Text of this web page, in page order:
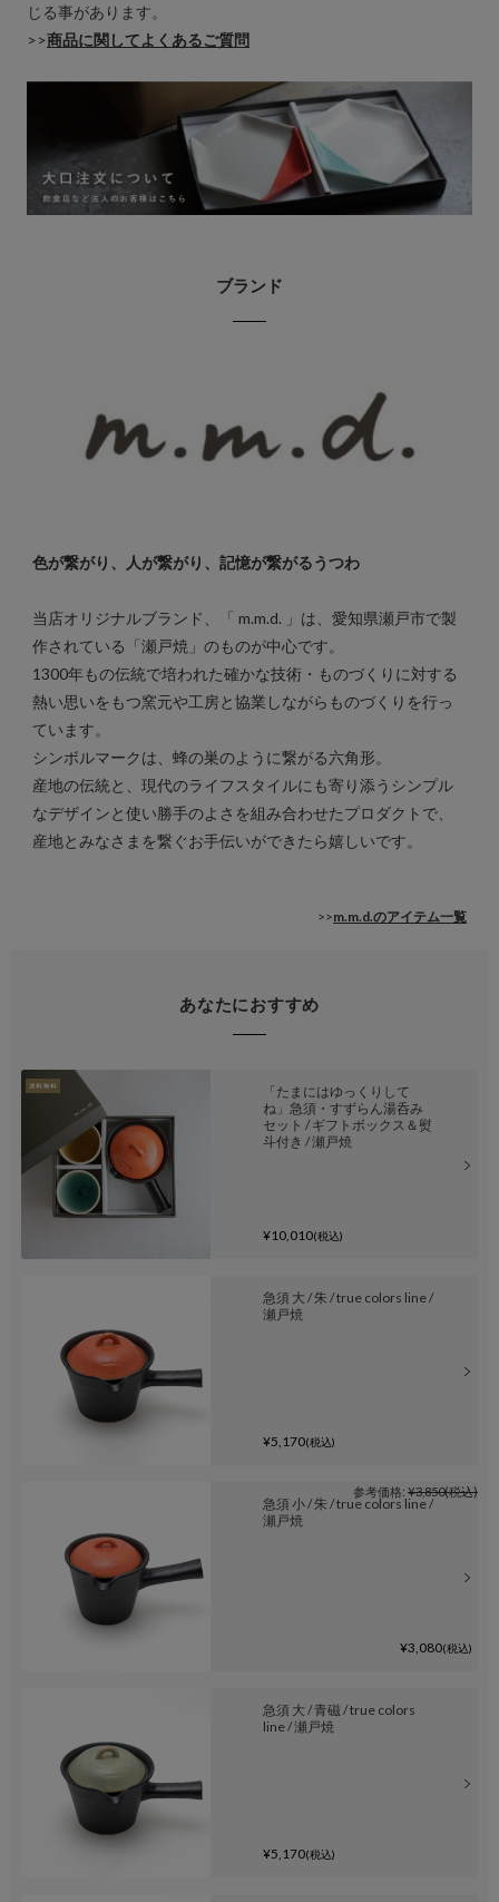
じる事があります。
>>商品に関してよくあるご質問
ブランド
色が繋がり、人が繋がり、記憶が繋がるうつわ
当店オリジナルブランド、「 m.m.d. 」は、愛知県瀬戸市で製
作されている「瀬戸焼」のものが中心です。
1300年もの伝統で培われた確かな技術・ものづくりに対する
熱い思いをもつ窯元や工房と協業しながらものづくりを行っ
ています。
シンボルマークは、蜂の巣のように繋がる六角形。
産地の伝統と、現代のライフスタイルにも寄り添うシンプル
なデザインと使い勝手のよさを組み合わせたプロダクトで、
産地とみなさまを繋ぐお手伝いができたら嬉しいです。
>>m.m.d.のアイテム一覧
あなたにおすすめ
「たまにはゆっくりして
ね」急須・すずらん湯呑み
セット / ギフトボックス＆熨
斗付き / 瀬戸焼
¥10,010(税込)
急須 大 / 朱 / true colors line /
瀬戸焼
¥5,170(税込)
急須 小 / 朱 / true colors line /
瀬戸焼
参考価格: ¥3,850(税込)
¥3,080(税込)
急須 大 / 青磁 / true colors
line / 瀬戸焼
¥5,170(税込)